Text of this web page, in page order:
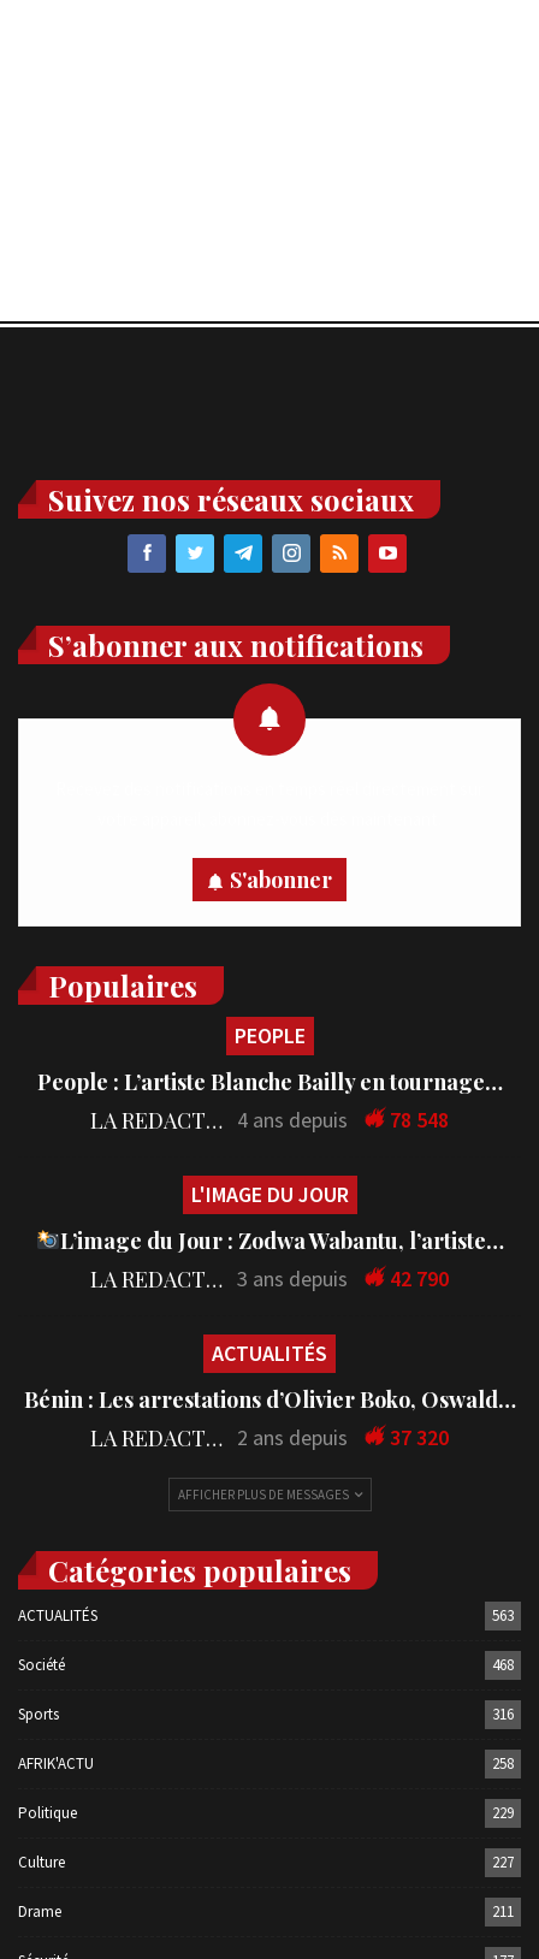
Suivez nos réseaux sociaux
S’abonner aux notifications
S'abonner
Populaires
PEOPLE
People : L’artiste Blanche Bailly en tournage…
LA REDACTION 4 ans depuis 78 548
L'IMAGE DU JOUR
L’image du Jour : Zodwa Wabantu, l’artiste…
LA REDACTION 3 ans depuis 42 790
ACTUALITÉS
Bénin : Les arrestations d’Olivier Boko, Oswald…
LA REDACTION 2 ans depuis 37 320
AFFICHER PLUS DE MESSAGES
Catégories populaires
ACTUALITÉS 563
Société 468
Sports 316
AFRIK'ACTU 258
Politique 229
Culture 227
Drame 211